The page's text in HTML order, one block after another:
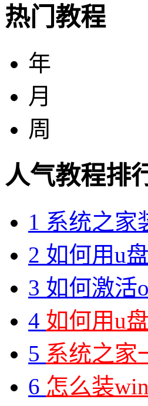
热门教程
年
月
周
人气教程排
1 系统之家
2 如何用u
3 如何激活
4 如何用u
5 系统之家
6 怎么装